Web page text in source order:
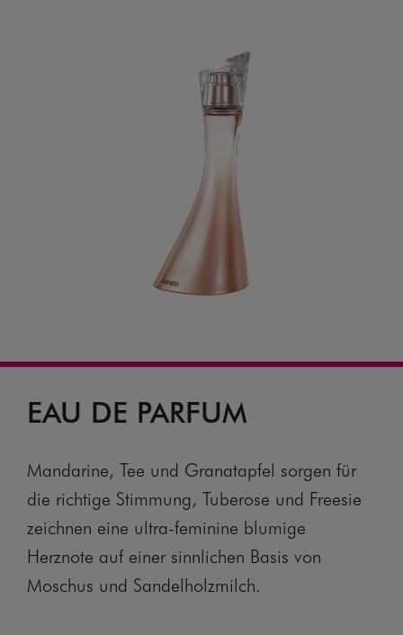
EAU DE PARFUM
Mandarine, Tee und Granatapfel sorgen für
die richtige Stimmung, Tuberose und Freesie
zeichnen eine ultra-feminine blumige
Herznote auf einer sinnlichen Basis von
Moschus und Sandelholzmilch.